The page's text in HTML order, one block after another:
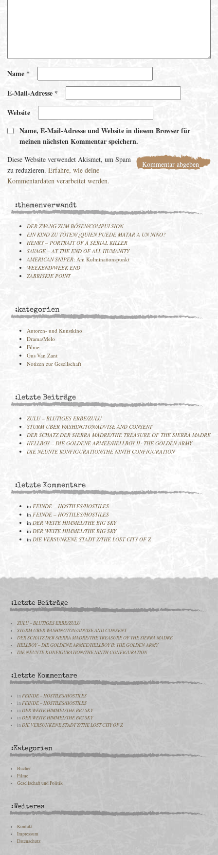
Name *
E-Mail-Adresse*
Website
Name, E-Mail-Adresse und Website in diesem Browser für
meinen nächsten Kommentar speichern.
Diese Website verwendet Akismet, um Spam
zu reduzieren. Erfahre, wie deine
Kommentardaten verarbeitet werden.
:themenverwandt
DER ZWANG ZUM BÖSEN/COMPULSION
EIN KIND ZU TÖTEN/¿QUIÉN PUEDE MATAR A UN NIÑO?
HENRY – PORTRAIT OF A SERIAL KILLER
SAVAGE – AT THE END OF ALL HUMANITY
AMERICAN SNIPER: Am Kulminationspunkt
WEEKEND/WEEK END
ZABRISKIE POINT
:kategorien
Autoren- und Kunstkino
Drama/Melo
Filme
Gus Van Zant
Notizen zur Gesellschaft
:letzte Beiträge
ZULU – BLUTIGES ERBE/ZULU
STURM ÜBER WASHINGTON/ADVISE AND CONSENT
DER SCHATZ DER SIERRA MADRE/THE TREASURE OF THE SIERRA MADRE
HELLBOY – DIE GOLDENE ARMEE/HELLBOY II: THE GOLDEN ARMY
DIE NEUNTE KONFIGURATION/THE NINTH CONFIGURATION
:letzte Kommentare
in FEINDE – HOSTILES/HOSTILES
in FEINDE – HOSTILES/HOSTILES
in DER WEITE HIMMEL/THE BIG SKY
in DER WEITE HIMMEL/THE BIG SKY
in DIE VERSUNKENE STADT Z/THE LOST CITY OF Z
:letzte Beiträge
ZULU – BLUTIGES ERBE/ZULU
STURM ÜBER WASHINGTON/ADVISE AND CONSENT
DER SCHATZ DER SIERRA MADRE/THE TREASURE OF THE SIERRA MADRE
HELLBOY – DIE GOLDENE ARMEE/HELLBOY II: THE GOLDEN ARMY
DIE NEUNTE KONFIGURATION/THE NINTH CONFIGURATION
:letzte Kommentare
inFEINDE – HOSTILES/HOSTILES
inFEINDE – HOSTILES/HOSTILES
inDER WEITE HIMMEL/THE BIG SKY
inDER WEITE HIMMEL/THE BIG SKY
inDIE VERSUNKENE STADT Z/THE LOST CITY OF Z
:Kategorien
Bücher
Filme
Gesellschaft und Politik
:Weiteres
Kontakt
Impressum
Datenschutz